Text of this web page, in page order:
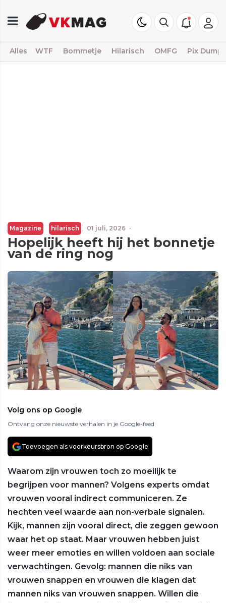
Alles WTF Bommetje Hilarisch OMFG Pix Dump
Magazine hilarisch 01 juli, 2026 ·
Hopelijk heeft hij het bonnetje
van de ring nog
Volg ons op Google
Ontvang onze nieuwste verhalen in je Google-feed
Toevoegen als voorkeursbron op Google
Waarom zijn vrouwen toch zo moeilijk te
begrijpen voor mannen? Volgens experts omdat
vrouwen vooral indirect communiceren. Ze
hechten veel waarde aan non-verbale signalen.
Kijk, mannen zijn vooral direct, die zeggen gewoon
waar het op staat. Maar vrouwen hebben juist
weer meer emoties en willen voldoen aan sociale
verwachtingen. Gevolg: mannen die niks van
vrouwen snappen en vrouwen die klagen dat
mannen niks van vrouwen snappen. Willen die